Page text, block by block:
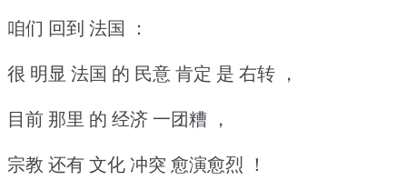
咱们 回到 法国 ：
很 明显 法国 的 民意 肯定 是 右转 ，
目前 那里 的 经济 一团糟 ，
宗教 还有 文化 冲突 愈演愈烈 ！